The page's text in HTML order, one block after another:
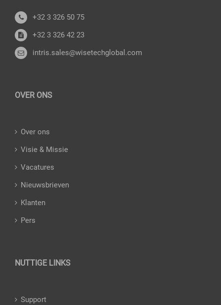
+32 3 326 50 75
+32 3 326 42 23
intris.sales@wisetechglobal.com
OVER ONS
Over ons
Visie & Missie
Vacatures
Nieuwsbrieven
Klanten
Pers
NUTTIGE LINKS
Support